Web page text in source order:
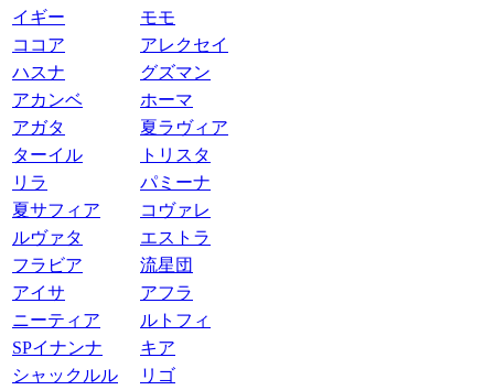
イギー
モモ
ココア
アレクセイ
ハスナ
グズマン
アカンベ
ホーマ
アガタ
夏ラヴィア
ターイル
トリスタ
リラ
パミーナ
夏サフィア
コヴァレ
ルヴァタ
エストラ
フラビア
流星団
アイサ
アフラ
ニーティア
ルトフィ
SPイナンナ
キア
シャックルル
リゴ